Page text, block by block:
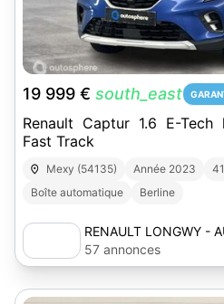
19 999 € south_east
Renault Captur 1.6 E-Tech
Fast Track
Mexy (54135) Année 2023
Boîte automatique
Berline
RENAULT LONGWY -
57 annonces